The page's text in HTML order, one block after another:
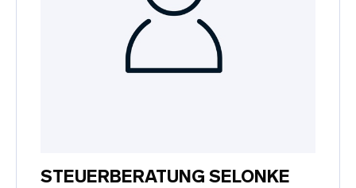
STEUERBERATUNG SELONKE